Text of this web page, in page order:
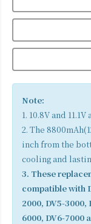
Note:
1. 10.8V and
2. The
inch from the
cooling and
3. These
compatible with
2000, DV5-3000,
6000, DV6-7000